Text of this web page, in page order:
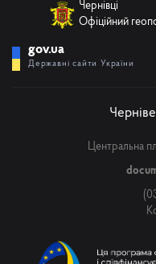
Чернівці
Офіційний
gov.ua
Державні сайти України
Центральна